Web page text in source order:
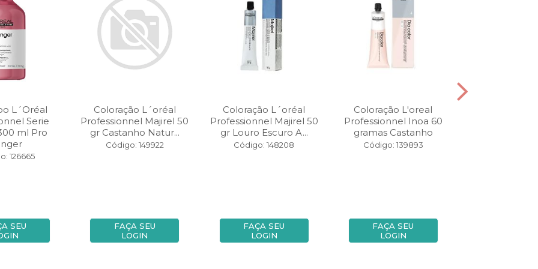
L´Oréal
Serie
ml Pro
126665
SEU
Coloração L´oréal
Professionnel Majirel 50
gr Castanho Natur...
Código: 149922
FAÇA SEU
LOGIN
Coloração L´oréal
Professionnel Majirel 50
gr Louro Escuro A...
Código: 148208
FAÇA SEU
LOGIN
Coloração L'oreal
Professionnel Inoa 60
gramas Castanho
Código: 139893
FAÇA SEU
LOGIN